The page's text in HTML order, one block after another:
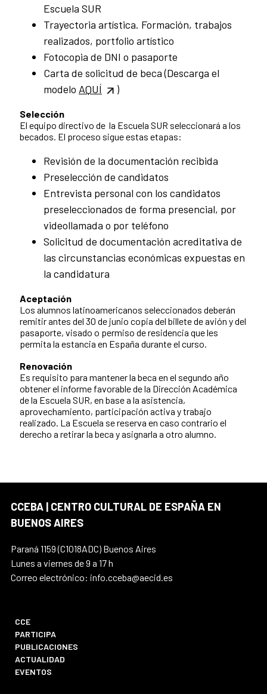
Escuela SUR
Trayectoria artística. Formación, trabajos
realizados, portfolio artístico
Fotocopia de DNI o pasaporte
Carta de solicitud de beca (Descarga el
modelo AQUÍ )
Selección
El equipo directivo de la Escuela SUR seleccionará a los
becados. El proceso sigue estas etapas:
Revisión de la documentación recibida
Preselección de candidatos
Entrevista personal con los candidatos
preseleccionados de forma presencial, por
videollamada o por teléfono
Solicitud de documentación acreditativa de
las circunstancias económicas expuestas en
la candidatura
Aceptación
Los alumnos latinoamericanos seleccionados deberán
remitir antes del 30 de junio copia del billete de avión y del
pasaporte, visado o permiso de residencia que les
permita la estancia en España durante el curso.
Renovación
Es requisito para mantener la beca en el segundo año
obtener el informe favorable de la Dirección Académica
de la Escuela SUR, en base a la asistencia,
aprovechamiento, participación activa y trabajo
realizado. La Escuela se reserva en caso contrario el
derecho a retirar la beca y asignarla a otro alumno.
CCEBA | CENTRO CULTURAL DE ESPAÑA EN
BUENOS AIRES
Paraná 1159 (C1018ADC) Buenos Aires
Lunes a viernes de 9 a 17 h
Correo electrónico: info.cceba@aecid.es
CCE
PARTICIPA
PUBLICACIONES
ACTUALIDAD
EVENTOS